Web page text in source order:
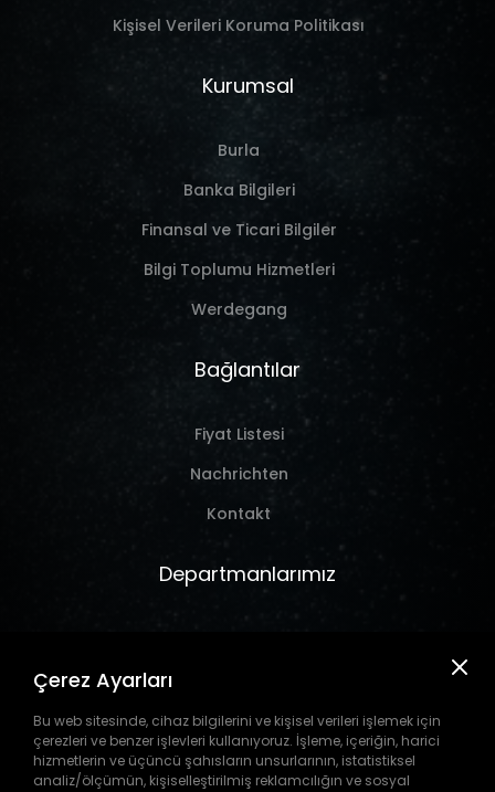
Kişisel Verileri Koruma Politikası
Kurumsal
Burla
Banka Bilgileri
Finansal ve Ticari Bilgiler
Bilgi Toplumu Hizmetleri
Werdegang
Bağlantılar
Fiyat Listesi
Nachrichten
Kontakt
Departmanlarımız
Takım Tezgahı
Pil
Çerez Ayarları
Bu web sitesinde, cihaz bilgilerini ve kişisel verileri işlemek için
çerezleri ve benzer işlevleri kullanıyoruz. İşleme, içeriğin, harici
hizmetlerin ve üçüncü şahısların unsurlarının, istatistiksel
analiz/ölçümün, kişiselleştirilmiş reklamcılığın ve sosyal